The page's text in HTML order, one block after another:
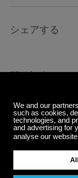
シェアする
関連記事